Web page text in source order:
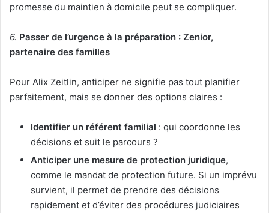
promesse du maintien à domicile peut se compliquer.
6. Passer de l’urgence à la préparation : Zenior,
partenaire des familles
Pour Alix Zeitlin, anticiper ne signifie pas tout planifier
parfaitement, mais se donner des options claires :
Identifier un référent familial : qui coordonne les
décisions et suit le parcours ?
Anticiper une mesure de protection juridique,
comme le mandat de protection future. Si un imprévu
survient, il permet de prendre des décisions
rapidement et d’éviter des procédures judiciaires